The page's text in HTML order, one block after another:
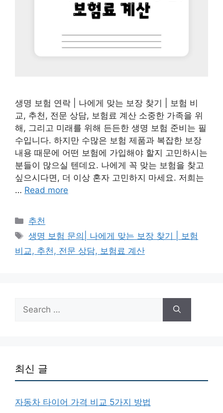
생명 보험 연락 | 나에게 맞는 보장 찾기 | 보험 비
교, 추천, 전문 상담, 보험료 계산 소중한 가족을 위
해, 그리고 미래를 위해 든든한 생명 보험 준비는 필
수입니다. 하지만 수많은 보험 제품과 복잡한 보장
내용 때문에 어떤 보험에 가입해야 할지 고민하시는
분들이 많으실 텐데요. 나에게 꼭 맞는 보험을 찾고
싶으시다면, 더 이상 혼자 고민하지 마세요. 저희는
… Read more
Categories
추천
Tags
생명 보험 문의| 나에게 맞는 보장 찾기 | 보험
비교, 추천, 전문 상담, 보험료 계산
for:
최신 글
자동차 타이어 가격 비교 5가지 방법